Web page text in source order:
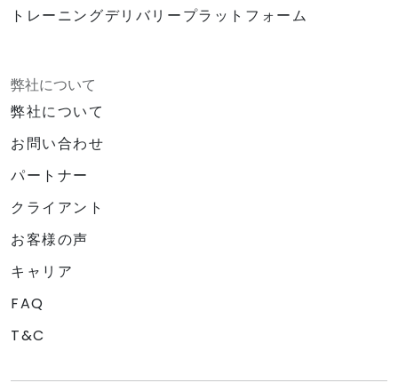
トレーニングデリバリープラットフォーム
弊社について
弊社について
お問い合わせ
パートナー
クライアント
お客様の声
キャリア
FAQ
T&C